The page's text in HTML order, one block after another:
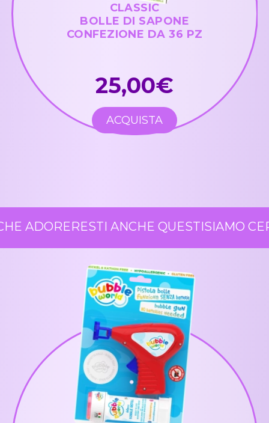
CLASSIC
BOLLE DI SAPONE
CONFEZIONE DA 36 PZ
25,00€
ACQUISTA
ADORERESTI ANCHE QUESTISIAMO